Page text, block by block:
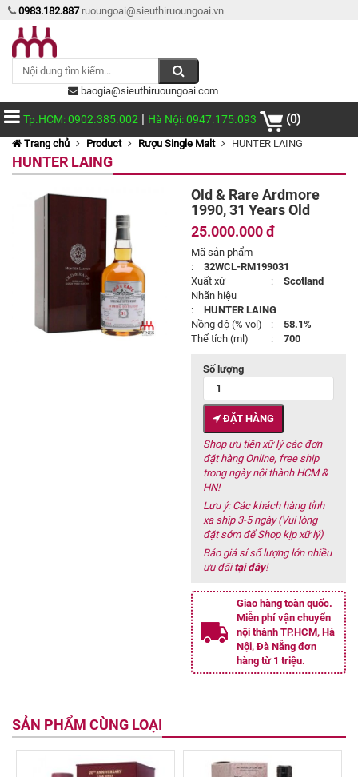
0983.182.887 ruoungoai@sieuthiruoungoai.vn
baogia@sieuthiruoungoai.com
Tp.HCM: 0902.385.002 | Hà Nội: 0947.175.093 (0)
Trang chủ Product Rượu Single Malt HUNTER LAING
HUNTER LAING
Old & Rare Ardmore
1990, 31 Years Old
25.000.000 đ
Mã sản phẩm
:
32WCL-RM199031
Xuất xứ
:
Scotland
Nhãn hiệu
:
HUNTER LAING
Nồng độ (% vol)
:
58.1%
Thể tích (ml)
: 700
Số lượng
ĐẶT HÀNG
Shop ưu tiên xữ lý các đơn
đặt hàng Online, free ship
trong ngày nội thành HCM &
HN!
Lưu ý: Các khách hàng tỉnh
xa ship 3-5 ngày (Vui lòng
đặt sớm để Shop kịp xữ lý)
Báo giá sỉ số lượng lớn nhiều
ưu đãitại đây!
Giao hàng toàn quốc.
Miễn phí vận chuyển
nội thành TP.HCM, Hà
Nội, Đà Nẵng đơn
hàng từ 1 triệu.
SẢN PHẨM CÙNG LOẠI